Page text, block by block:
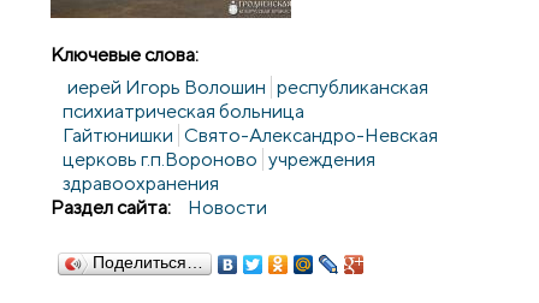
Ключевые слова:
иерей Игорь Волошин республиканская
психиатрическая больница
Гайтюнишки Свято-Александро-Невская
церковь г.п.Вороново учреждения
здравоохранения
Раздел сайта:
Новости
Поделиться…